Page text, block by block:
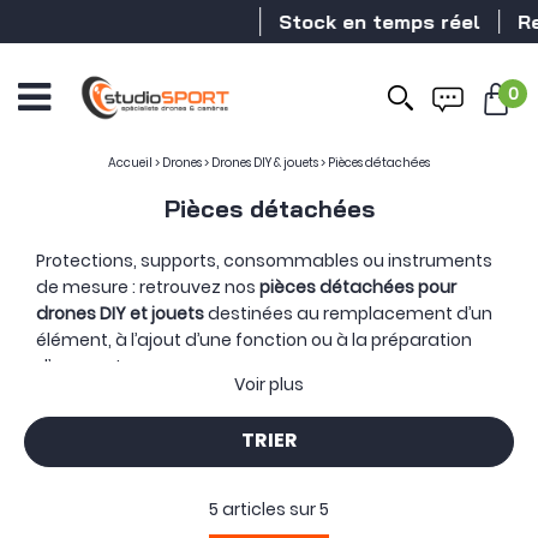
Stock en temps réel
0
Accueil > Drones> Drones DIY & jouets> Pièces détachées
Pièces détachées
Protections, supports, consommables ou instruments
de mesure : retrouvez nos pièces détachées pour
drones DIY et jouetsdestinées au remplacement d’un
élément, à l’ajout d’une fonction ou à la préparation
d’un montage.
Cette sélection réunit aussi bien des composants
installés sur l’appareil que des accessoires utilisés pour
contrôler et ajuster une configuration.
tandis qu’un train d’atterrissage, un support de
module RTK ou une antenne directionnelle prennent
Voir plus
TRIER
5 articles sur5